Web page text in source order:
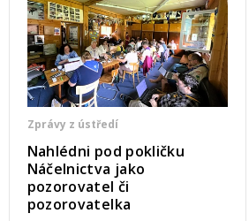
Zprávy z ústředí
Nahlédni pod pokličku
Náčelnictva jako
pozorovatel či
pozorovatelka